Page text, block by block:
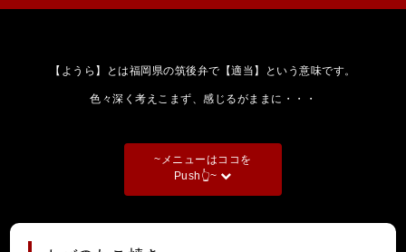
【ようら】とは福岡県の筑後弁で【適当】という意味です。
色々深く考えこまず、感じるがままに・・・
~メニューはココを
Push👆~